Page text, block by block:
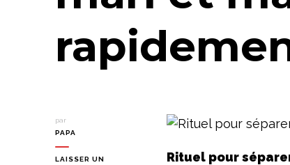
par
PAPA
LAISSER UN
Rituel pour